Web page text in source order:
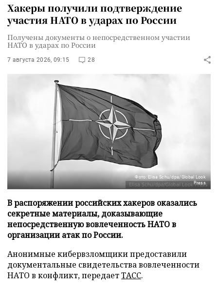
Хакеры получили подтверждение
участия НАТО в ударах по России
Получены документы о непосредственном участии
НАТО в ударах по России
7 августа 2026, 09:15 28
Фото: Elisa Schu/dpa/Global Look
Press
В распоряжении российских хакеров оказались
секретные материалы, доказывающие
непосредственную вовлеченность НАТО в
организации атак по России.
Анонимные кибервзломщики предоставили
документальные свидетельства вовлеченности
НАТО в конфликт, передаетТАСС.